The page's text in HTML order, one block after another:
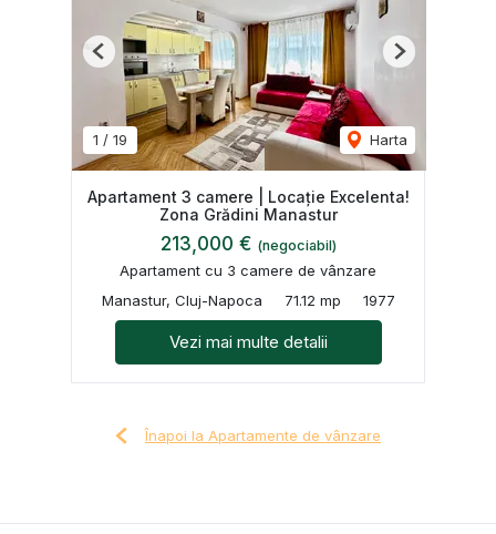
1 / 19 Harta
Previous Next
Apartament 3 camere | Locație Excelenta!
Zona Grădini Manastur
213,000 € (negociabil)
Apartament cu 3 camere de vânzare
Manastur, Cluj-Napoca
71.12 mp 1977
Vezi mai multe detalii
Înapoi la Apartamente de vânzare